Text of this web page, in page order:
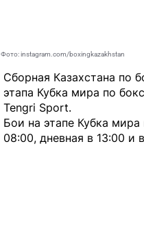
Фото: instagram.com/boxingkazakhstan
Сборная Казахстана по
этапа Кубка мира по
Tengri Sport.
Бои на этапе Кубка мира
08:00, дневная в 13:00 и